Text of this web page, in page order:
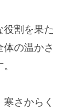
役割を果た
の温かさ
さからく